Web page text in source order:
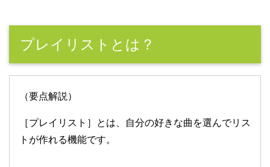
プレイリストとは？
（要点解説）
［プレイリスト］とは、自分の好きな曲を選んでリス
トが作れる機能です。